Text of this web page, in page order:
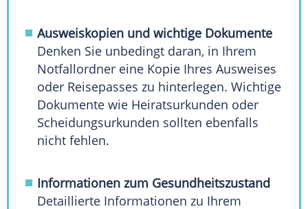
Ausweiskopien und wichtige Dokumente
Denken Sie unbedingt daran, in Ihrem
Notfallordner eine Kopie Ihres Ausweises
oder Reisepasses zu hinterlegen. Wichtige
Dokumente wie Heiratsurkunden oder
Scheidungsurkunden sollten ebenfalls
nicht fehlen.
Informationen zum Gesundheitszustand
Detaillierte Informationen zu Ihrem